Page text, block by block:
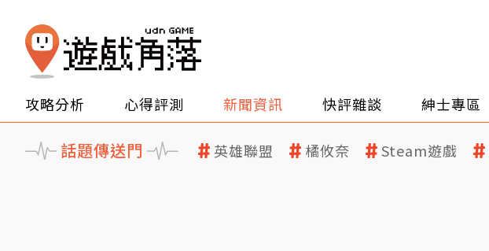
攻略分析 心得評測 新聞資訊 快評雜談 紳士專區
話題傳送門 英雄聯盟 橘攸奈 Steam遊戲